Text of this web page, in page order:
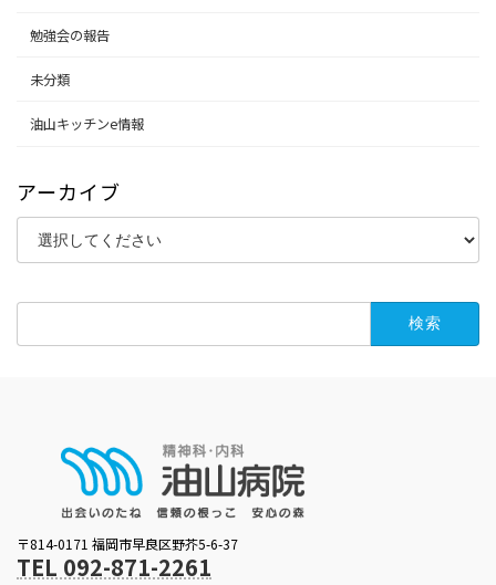
勉強会の報告
未分類
油山キッチンe情報
アーカイブ
索:
〒814-0171 福岡市早良区野芥5-6-37
TEL 092-871-2261